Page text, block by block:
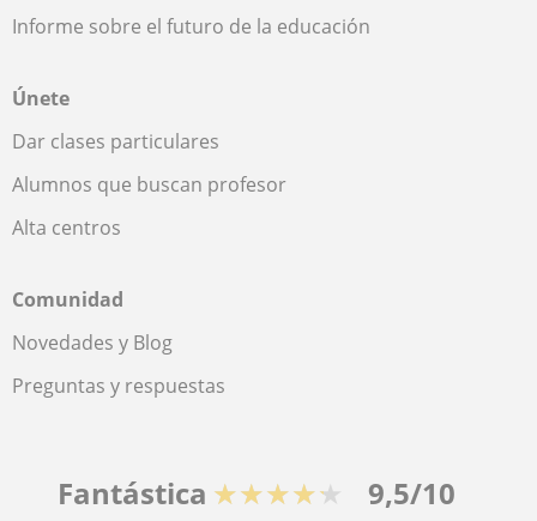
Informe sobre el futuro de la educación
Únete
Dar clases particulares
Alumnos que buscan profesor
Alta centros
Comunidad
Novedades y Blog
Preguntas y respuestas
Fantástica ★★★★★ 9,5/10